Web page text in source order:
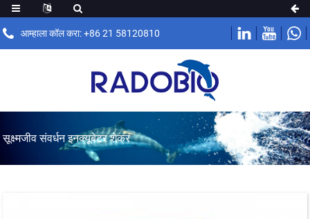
आम्हाला कॉल करा: +86 21 58120810
सूक्ष्मजीव संवर्धन इनक्यूबेटर शेकर